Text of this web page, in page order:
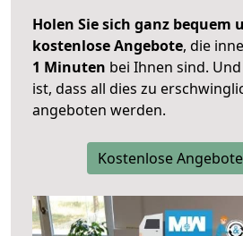
Holen Sie sich ganz bequem
kostenlose Angebote, die
1 Minuten bei Ihnen sind.
ist, dass all dies zu
angeboten werden.
Kostenlose